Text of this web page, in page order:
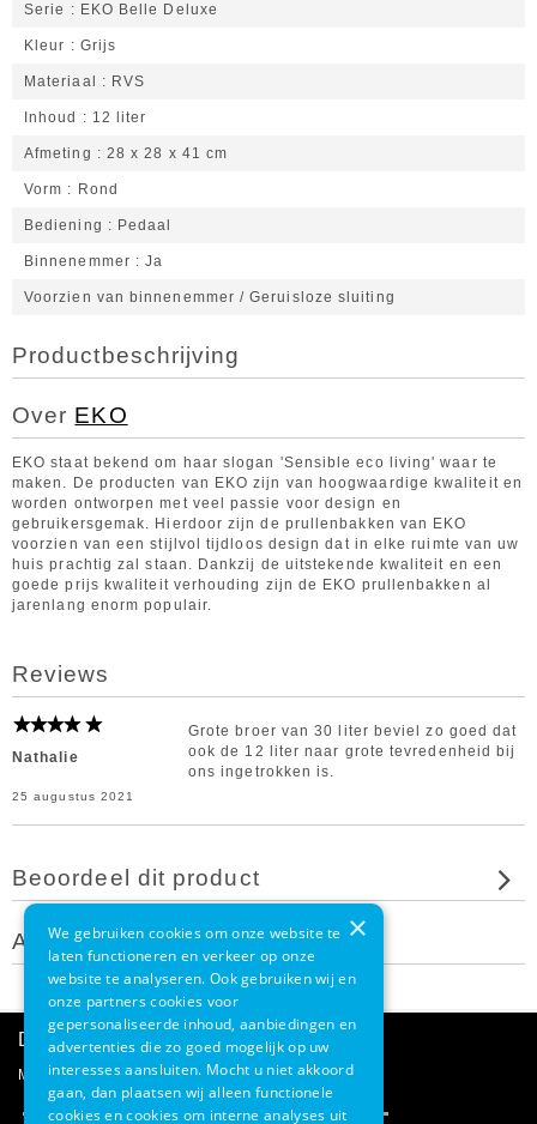
Serie EKO Belle Deluxe
Kleur Grijs
Materiaal RVS
Inhoud 12 liter
Afmeting 28 x 28 x 41 cm
Vorm Rond
Bediening Pedaal
Binnenemmer Ja
Voorzien van binnenemmer / Geruisloze sluiting
Productbeschrijving
Over EKO
EKO staat bekend om haar slogan 'Sensible eco living' waar te
maken. De producten van EKO zijn van hoogwaardige kwaliteit en
worden ontworpen met veel passie voor design en
gebruikersgemak. Hierdoor zijn de prullenbakken van EKO
voorzien van een stijlvol tijdloos design dat in elke ruimte van uw
huis prachtig zal staan. Dankzij de uitstekende kwaliteit en een
goede prijs kwaliteit verhouding zijn de EKO prullenbakken al
jarenlang enorm populair.
Reviews
Nathalie
25 augustus 2021
Grote broer van 30 liter beviel zo goed dat
ook de 12 liter naar grote tevredenheid bij
ons ingetrokken is.
Beoordeel dit product
Andere klanten bekeken ook
Direct advies
Mail onze klantenservice
×
We gebruiken cookies om onze website te
laten functioneren en verkeer op onze
website te analyseren. Ook gebruiken wij en
onze partners cookies voor
gepersonaliseerde inhoud, aanbiedingen en
advertenties die zo goed mogelijk op uw
interesses aansluiten. Mocht u niet akkoord
gaan, dan plaatsen wij alleen functionele
cookies en cookies om interne analyses uit